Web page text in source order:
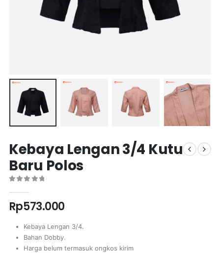
Kebaya Lengan 3/4 Kutu
Baru Polos
Rp573.000
Kebaya Lengan 3/4.
Bahan Dobby.
Harga belum termasuk ongkos kirim